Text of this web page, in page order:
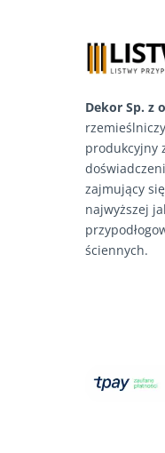
Dekor Sp. z
produkcyjny
zajmujący
najwyższej
ściennych.